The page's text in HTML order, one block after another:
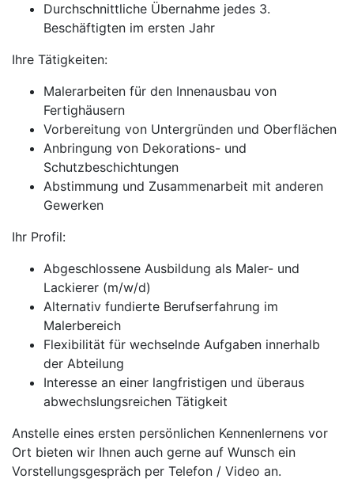
Durchschnittliche Übernahme jedes 3.
Beschäftigten im ersten Jahr
Ihre Tätigkeiten:
Malerarbeiten für den Innenausbau von
Fertighäusern
Vorbereitung von Untergründen und Oberflächen
Anbringung von Dekorations- und
Schutzbeschichtungen
Abstimmung und Zusammenarbeit mit anderen
Gewerken
Ihr Profil:
Abgeschlossene Ausbildung als Maler- und
Lackierer (m/w/d)
Alternativ fundierte Berufserfahrung im
Malerbereich
Flexibilität für wechselnde Aufgaben innerhalb
der Abteilung
Interesse an einer langfristigen und überaus
abwechslungsreichen Tätigkeit
Anstelle eines ersten persönlichen Kennenlernens vor
Ort bieten wir Ihnen auch gerne auf Wunsch ein
Vorstellungsgespräch per Telefon / Video an.